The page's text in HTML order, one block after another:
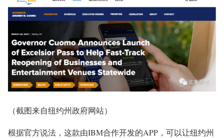
（截图来自纽约州政府网站）
根据官方说法，这款由IBM合作开发的APP，可以让纽约州